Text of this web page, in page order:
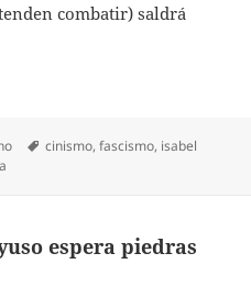
combatir) saldrá
Etiquetas
cinismo,fascismo, isabel
espera piedras